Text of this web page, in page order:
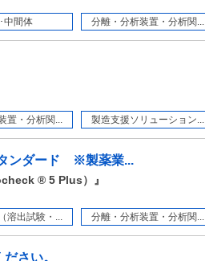
中間体
分離・分析装置・分析関...
置・分析関...
製造支援ソリューション...
タンダード ※製薬業...
® 5 Plus）』
溶出試験・...
分離・分析装置・分析関...
さい。